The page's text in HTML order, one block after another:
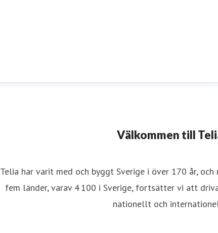
Välkommen till
Telia har varit med och byggt Sverige i över 170 år,
fem länder, varav 4 100 i Sverige, fortsätter vi att
nationellt och